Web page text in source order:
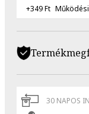
+349 Ft
30 NAPOS